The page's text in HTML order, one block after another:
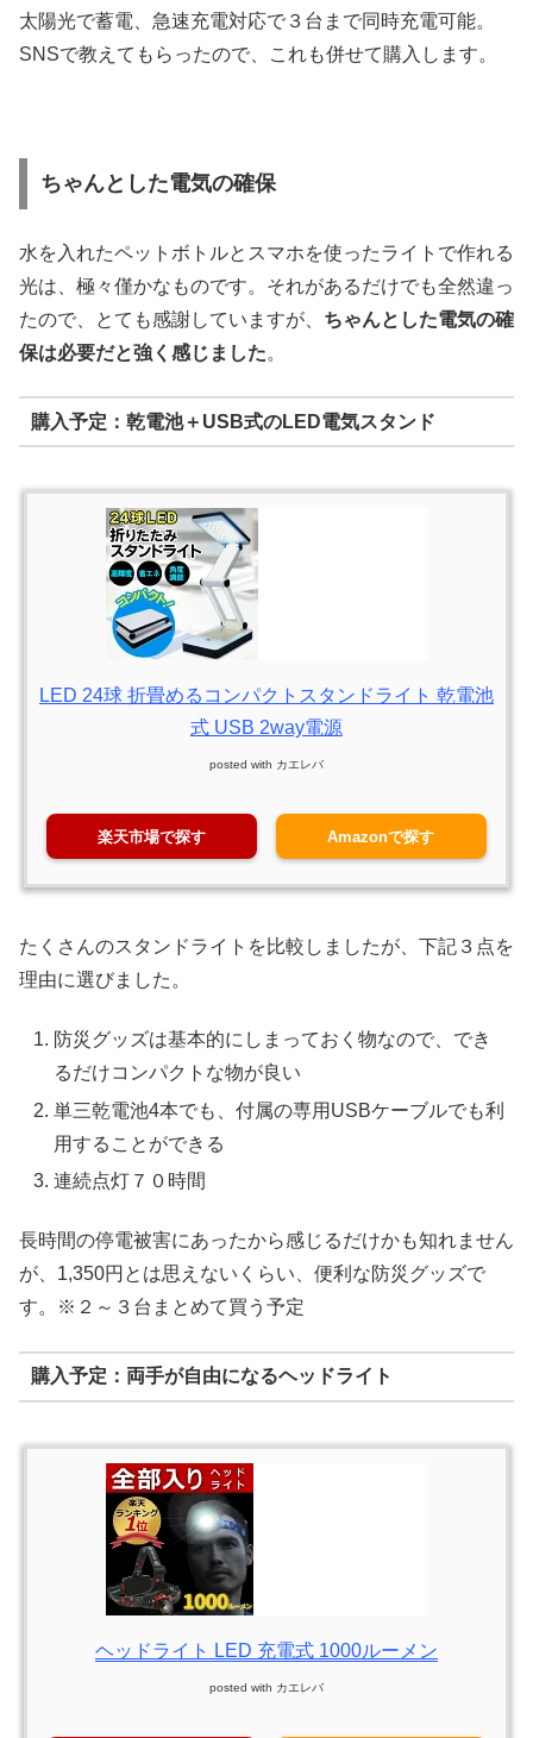
太陽光で蓄電、急速充電対応で３台まで同時充電可能。
SNSで教えてもらったので、これも併せて購入します。
ちゃんとした電気の確保
水を入れたペットボトルとスマホを使ったライトで作れる
光は、極々僅かなものです。それがあるだけでも全然違っ
たので、とても感謝していますが、 ちゃんとした電気の確
保は必要だと強く感じました。
購入予定：乾電池＋USB式のLED電気スタンド
LED 24球 折畳めるコンパクトスタンドライト 乾電池
式 USB 2way電源
posted with カエレバ
楽天市場で探す Amazonで探す
たくさんのスタンドライトを比較しましたが、下記３点を
理由に選びました。
防災グッズは基本的にしまっておく物なので、でき
るだけコンパクトな物が良い
単三乾電池4本でも、付属の専用USBケーブルでも利
用することができる
連続点灯７０時間
長時間の停電被害にあったから感じるだけかも知れません
が、1,350円とは思えないくらい、便利な防災グッズで
す。※２～３台まとめて買う予定
購入予定：両手が自由になるヘッドライト
ヘッドライト LED 充電式 1000ルーメン
posted with カエレバ